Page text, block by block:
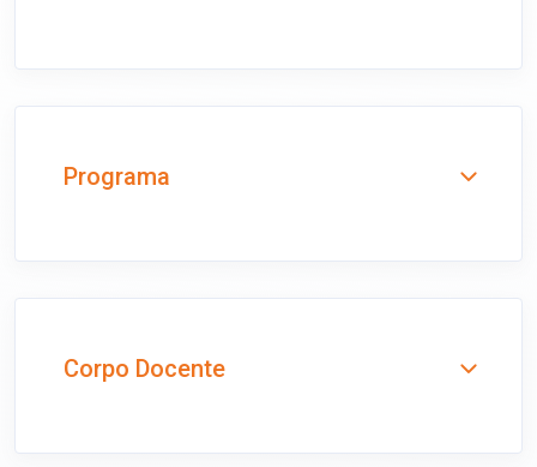
Programa
Corpo Docente